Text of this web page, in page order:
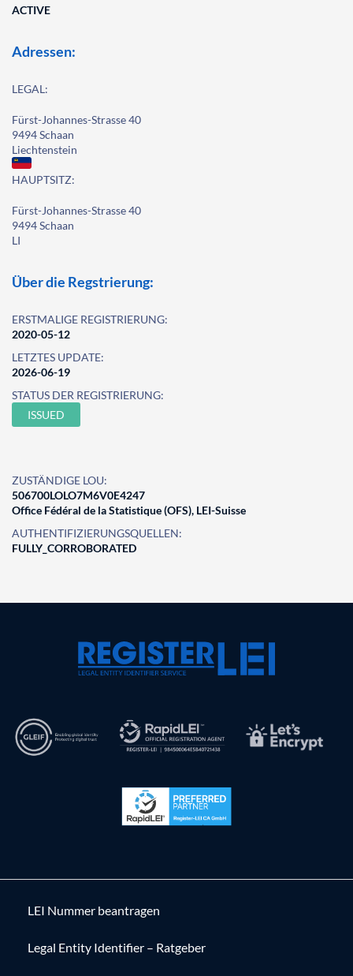
ACTIVE
Adressen:
LEGAL:
Fürst-Johannes-Strasse 40
9494 Schaan
Liechtenstein
HAUPTSITZ:
Fürst-Johannes-Strasse 40
9494 Schaan
LI
Über die Regstrierung:
ERSTMALIGE REGISTRIERUNG:
2020-05-12
LETZTES UPDATE:
2026-06-19
STATUS DER REGISTRIERUNG:
ISSUED
ZUSTÄNDIGE LOU:
506700LOLO7M6V0E4247
Office Fédéral de la Statistique (OFS), LEI-Suisse
AUTHENTIFIZIERUNGSQUELLEN:
FULLY_CORROBORATED
LEI Nummer beantragen
Legal Entity Identifier – Ratgeber